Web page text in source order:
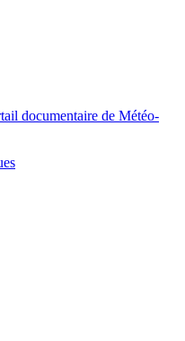
documentaire de Météo-